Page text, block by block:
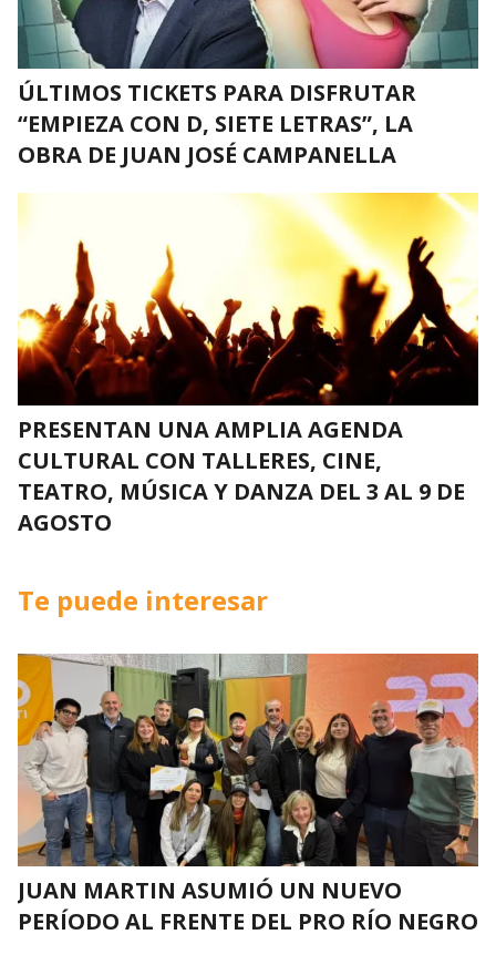
ÚLTIMOS TICKETS PARA DISFRUTAR
“EMPIEZA CON D, SIETE LETRAS”, LA
OBRA DE JUAN JOSÉ CAMPANELLA
PRESENTAN UNA AMPLIA AGENDA
CULTURAL CON TALLERES, CINE,
TEATRO, MÚSICA Y DANZA DEL 3 AL 9 DE
AGOSTO
Te puede interesar
JUAN MARTIN ASUMIÓ UN NUEVO
PERÍODO AL FRENTE DEL PRO RÍO NEGRO